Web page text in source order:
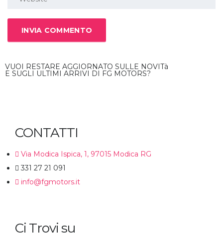
VUOI RESTARE AGGIORNATO SULLE NOVITà
E SUGLI ULTIMI ARRIVI DI FG MOTORS?
CONTATTI
Via Modica Ispica, 1, 97015 Modica RG
331 27 21 091
info@fgmotors.it
Ci Trovi su